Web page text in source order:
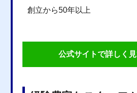
創立から50年以上
公式サイトで詳しく